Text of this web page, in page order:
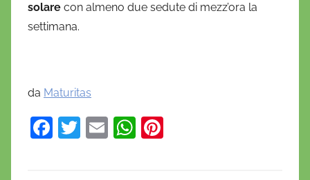
solare con almeno due sedute di mezz’ora la
settimana.
da Maturitas
F
T
E
W